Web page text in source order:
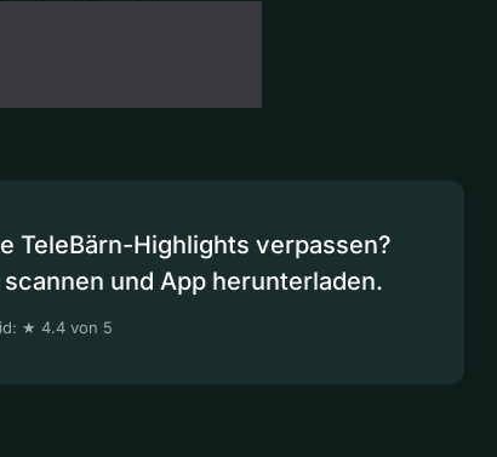
TeleBärn-Highlights verpassen?
und App herunterladen.
★ 4.4 von 5